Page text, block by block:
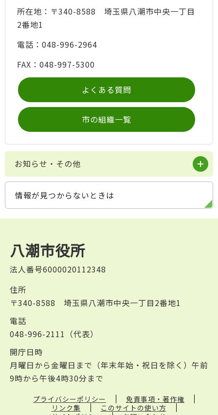
所在地：〒340-8588 埼玉県八潮市中央一丁目
2番地1
電話：048-996-2964
FAX：048-997-5300
よくある質問
市の組織一覧
お知らせ・その他
情報が見つからないときは
八潮市役所
法人番号6000020112348
住所
〒340-8588 埼玉県八潮市中央一丁目2番地1
電話
048-996-2111（代表）
開庁日時
月曜日から金曜日まで（年末年始・祝日を除く）午前
9時から午後4時30分まで
プライバシーポリシー
免責事項・著作権
リンク集
このサイトの使い方